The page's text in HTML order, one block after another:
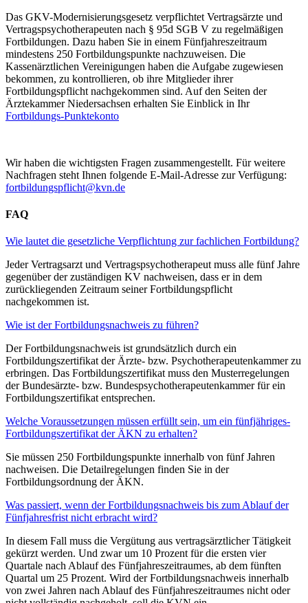
Das GKV-Modernisierungsgesetz verpflichtet Vertragsärzte und
Vertragspsychotherapeuten nach § 95d SGB V zu regelmäßigen
Fortbildungen. Dazu haben Sie in einem Fünfjahreszeitraum
mindestens 250 Fortbildungspunkte nachzuweisen. Die
Kassenärztlichen Vereinigungen haben die Aufgabe zugewiesen
bekommen, zu kontrollieren, ob ihre Mitglieder ihrer
Fortbildungspflicht nachgekommen sind. Auf den Seiten der
Ärztekammer Niedersachsen erhalten Sie Einblick in Ihr
Fortbildungs-Punktekonto
Wir haben die wichtigsten Fragen zusammengestellt. Für weitere
Nachfragen steht Ihnen folgende E-Mail-Adresse zur Verfügung:
fortbildungspflicht@kvn.de
FAQ
Wie lautet die gesetzliche Verpflichtung zur fachlichen Fortbildung?
Jeder Vertragsarzt und Vertragspsychotherapeut muss alle fünf Jahre
gegenüber der zuständigen KV nachweisen, dass er in dem
zurückliegenden Zeitraum seiner Fortbildungspflicht
nachgekommen ist.
Wie ist der Fortbildungsnachweis zu führen?
Der Fortbildungsnachweis ist grundsätzlich durch ein
Fortbildungszertifikat der Ärzte- bzw. Psychotherapeutenkammer zu
erbringen. Das Fortbildungszertifikat muss den Musterregelungen
der Bundesärzte- bzw. Bundespsychotherapeutenkammer für ein
Fortbildungszertifikat entsprechen.
Welche Voraussetzungen müssen erfüllt sein, um ein fünfjähriges-
Fortbildungszertifikat der ÄKN zu erhalten?
Sie müssen 250 Fortbildungspunkte innerhalb von fünf Jahren
nachweisen. Die Detailregelungen finden Sie in der
Fortbildungsordnung der ÄKN.
Was passiert, wenn der Fortbildungsnachweis bis zum Ablauf der
Fünfjahresfrist nicht erbracht wird?
In diesem Fall muss die Vergütung aus vertragsärztlicher Tätigkeit
gekürzt werden. Und zwar um 10 Prozent für die ersten vier
Quartale nach Ablauf des Fünfjahreszeitraumes, ab dem fünften
Quartal um 25 Prozent. Wird der Fortbildungsnachweis innerhalb
von zwei Jahren nach Ablauf des Fünfjahreszeitraumes nicht oder